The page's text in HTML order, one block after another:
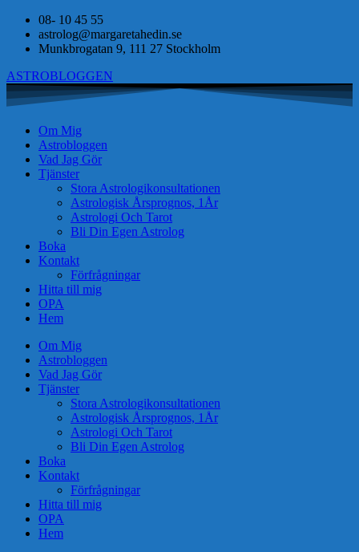
08- 10 45 55
astrolog@margaretahedin.se
Munkbrogatan 9, 111 27 Stockholm
ASTROBLOGGEN
Om Mig
Astrobloggen
Vad Jag Gör
Tjänster
Stora Astrologikonsultationen
Astrologisk Årsprognos, 1År
Astrologi Och Tarot
Bli Din Egen Astrolog
Boka
Kontakt
Förfrågningar
Hitta till mig
OPA
Hem
Om Mig
Astrobloggen
Vad Jag Gör
Tjänster
Stora Astrologikonsultationen
Astrologisk Årsprognos, 1År
Astrologi Och Tarot
Bli Din Egen Astrolog
Boka
Kontakt
Förfrågningar
Hitta till mig
OPA
Hem